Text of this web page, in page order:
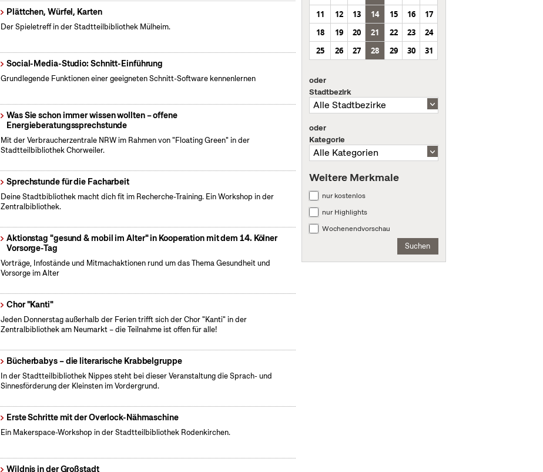
Plättchen, Würfel, Karten
Der Spieletreff in der Stadtteilbibliothek Mülheim.
Social-Media-Studio: Schnitt-Einführung
Grundlegende Funktionen einer geeigneten Schnitt-Software kennenlernen
Was Sie schon immer wissen wollten – offene
Energieberatungssprechstunde
Mit der Verbraucherzentrale NRW im Rahmen von "Floating Green" in der
Stadtteilbibliothek Chorweiler.
Sprechstunde für die Facharbeit
Deine Stadtbibliothek macht dich fit im Recherche-Training. Ein Workshop in der
Zentralbibliothek.
Aktionstag "gesund & mobil im Alter" in Kooperation mit dem 14. Kölner
Vorsorge-Tag
Vorträge, Infostände und Mitmachaktionen rund um das Thema Gesundheit und
Vorsorge im Alter
Chor "Kanti"
Jeden Donnerstag außerhalb der Ferien trifft sich der Chor "Kanti" in der
Zentralbibliothek am Neumarkt – die Teilnahme ist offen für alle!
Bücherbabys – die literarische Krabbelgruppe
In der Stadtteilbibliothek Nippes steht bei dieser Veranstaltung die Sprach- und
Sinnesförderung der Kleinsten im Vordergrund.
Erste Schritte mit der Overlock-Nähmaschine
Ein Makerspace-Workshop in der Stadtteilbibliothek Rodenkirchen.
Wildnis in der Großstadt
11
12 13 14 15 16
17
18
19 20 21 22 23
24
25
26 27 28 29 30 31
oder
Stadtbezirk
oder
Kategorie
Weitere Merkmale
nur kostenlos
nur Highlights
Wochenendvorschau
Suchen